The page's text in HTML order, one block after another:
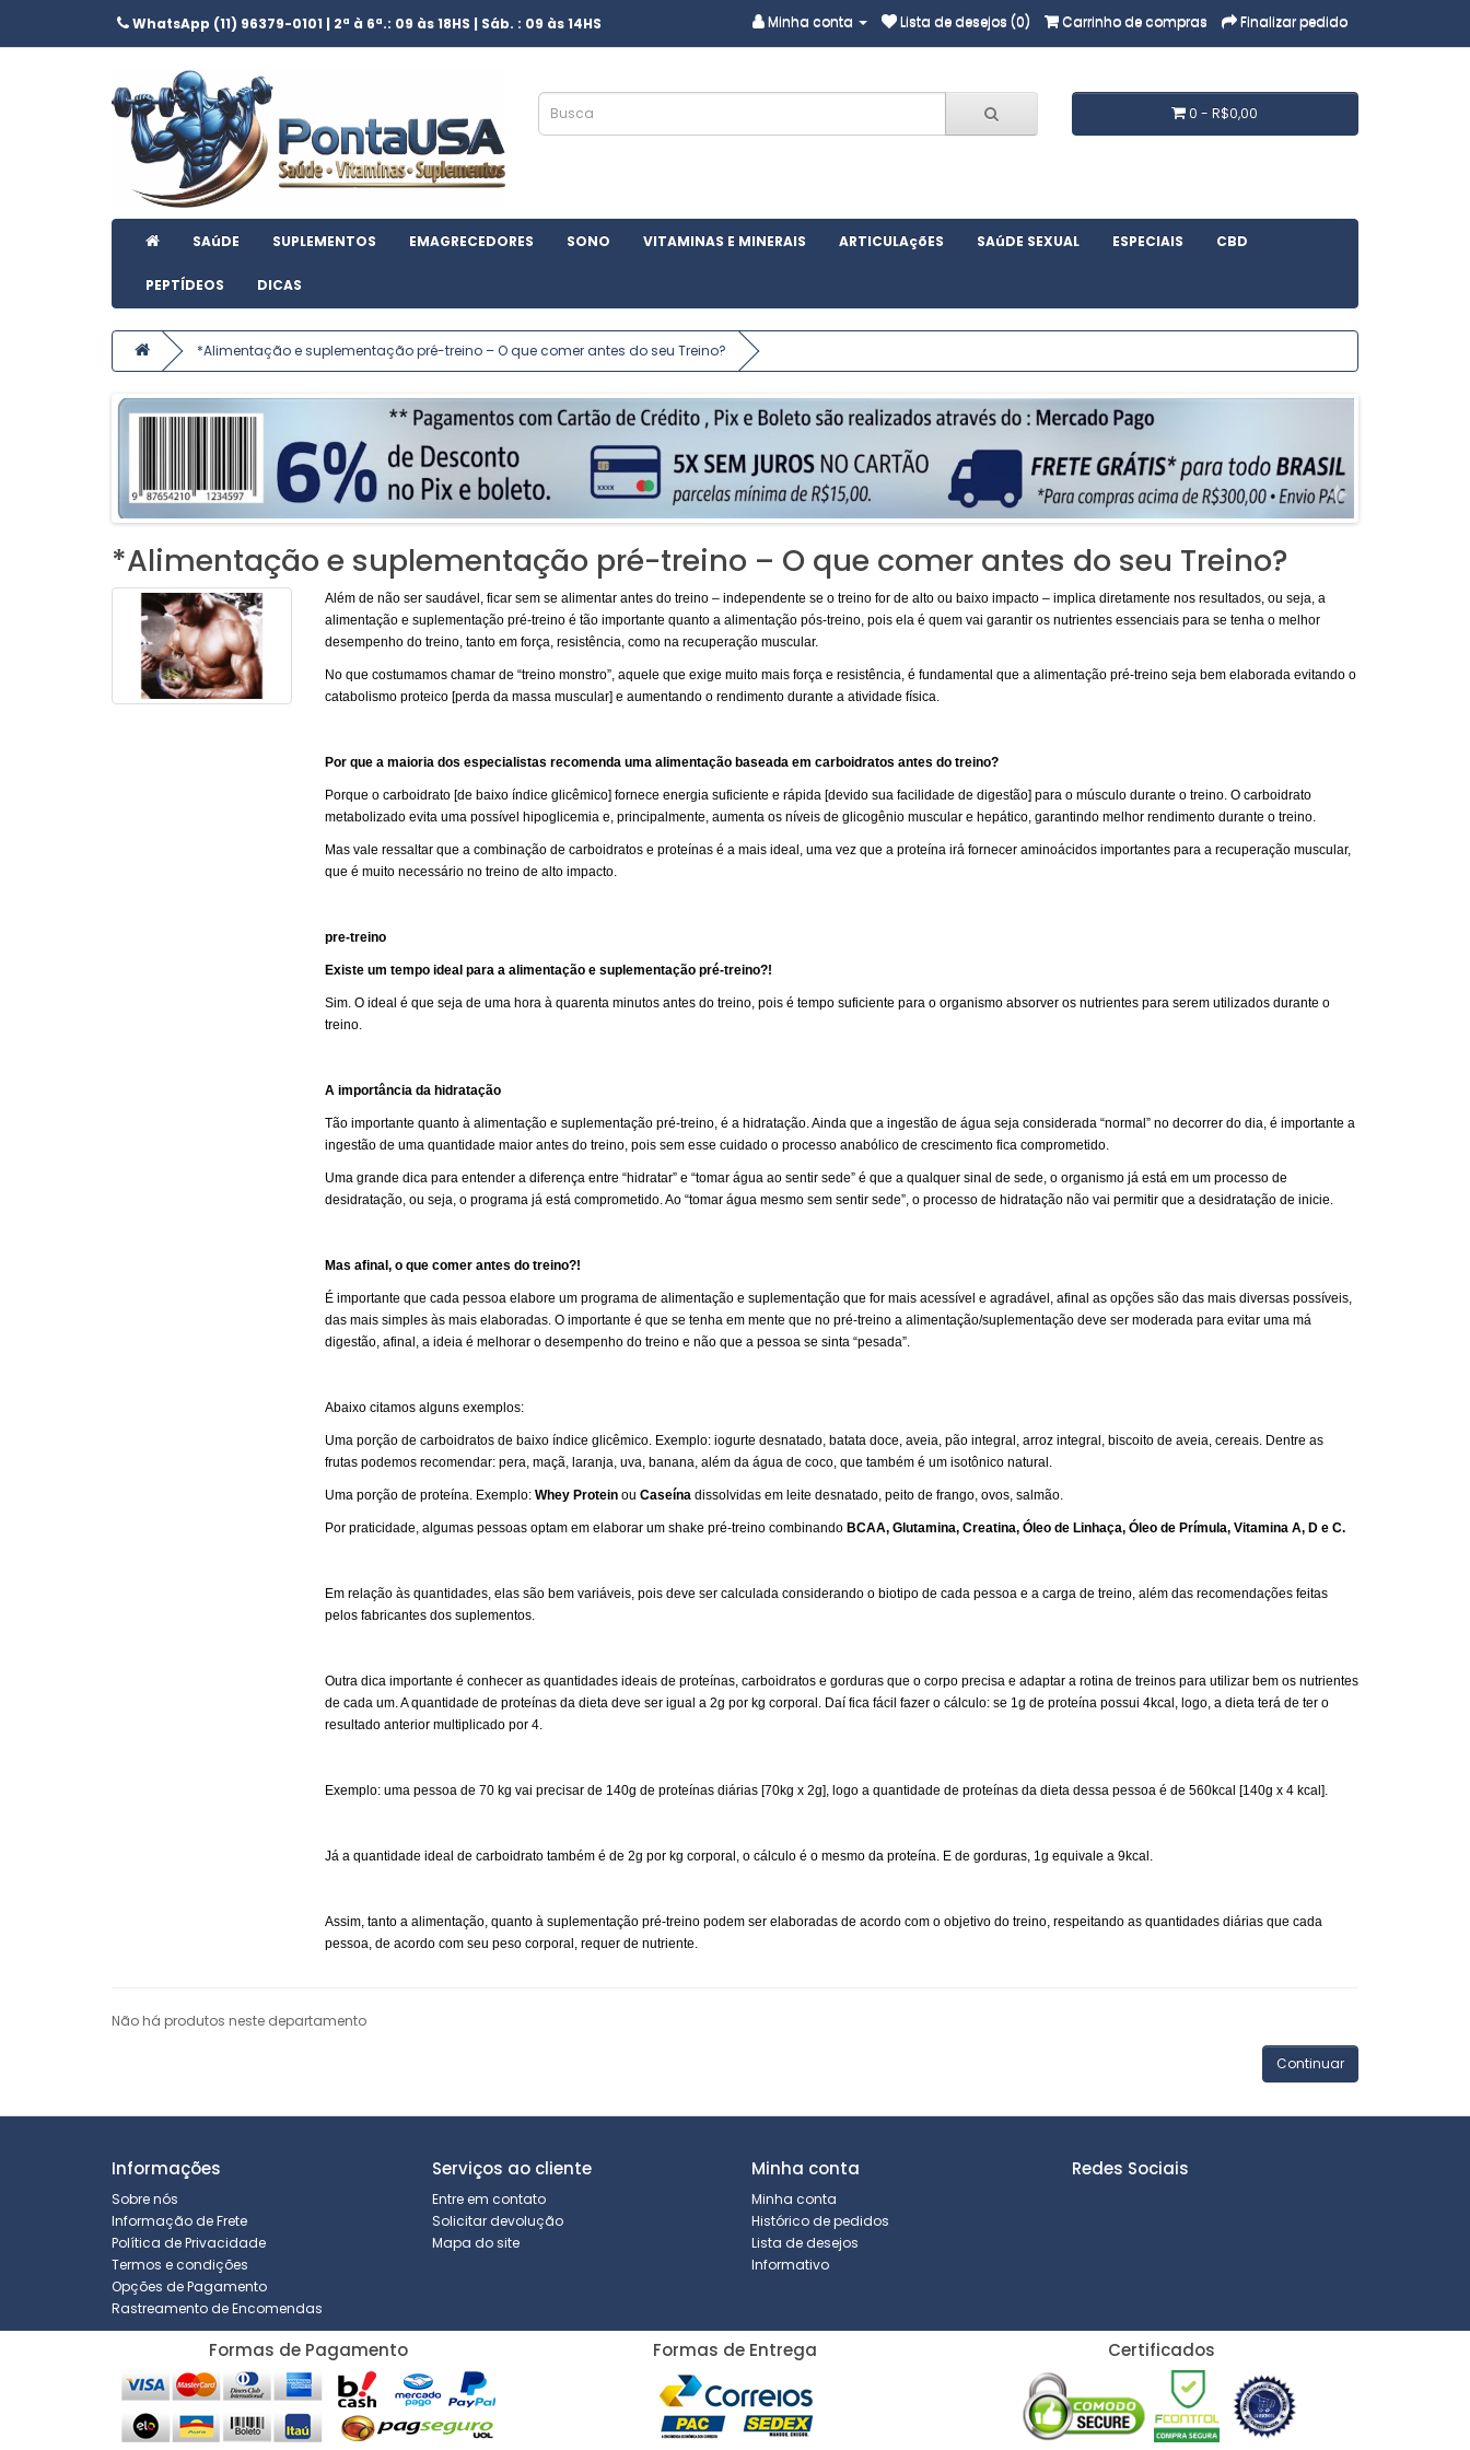
WhatsApp (11) 96379-0101 | 2ª à 6ª.: 09 às 18HS | Sáb. : 09 às 14HS Minha conta Lista de desejos (0) Carrinho de compras Finalizar pedido
0 - R$0,00
SAúDE SUPLEMENTOS EMAGRECEDORES SONO VITAMINAS E MINERAIS ARTICULAçõES SAúDE SEXUAL ESPECIAIS CBD
PEPTÍDEOS DICAS
*Alimentação e suplementação pré-treino – O que comer antes do seu Treino?
*Alimentação e suplementação pré-treino – O que comer antes do seu Treino?
Além de não ser saudável, ficar sem se alimentar antes do treino – independente se o treino for de alto ou baixo impacto – implica diretamente nos resultados, ou seja, a
alimentação e suplementação pré-treino é tão importante quanto a alimentação pós-treino, pois ela é quem vai garantir os nutrientes essenciais para se tenha o melhor
desempenho do treino, tanto em força, resistência, como na recuperação muscular.
No que costumamos chamar de “treino monstro”, aquele que exige muito mais força e resistência, é fundamental que a alimentação pré-treino seja bem elaborada evitando o
catabolismo proteico [perda da massa muscular] e aumentando o rendimento durante a atividade física.
Por que a maioria dos especialistas recomenda uma alimentação baseada em carboidratos antes do treino?
Porque o carboidrato [de baixo índice glicêmico] fornece energia suficiente e rápida [devido sua facilidade de digestão] para o músculo durante o treino. O carboidrato
metabolizado evita uma possível hipoglicemia e, principalmente, aumenta os níveis de glicogênio muscular e hepático, garantindo melhor rendimento durante o treino.
Mas vale ressaltar que a combinação de carboidratos e proteínas é a mais ideal, uma vez que a proteína irá fornecer aminoácidos importantes para a recuperação muscular,
que é muito necessário no treino de alto impacto.
pre-treino
Existe um tempo ideal para a alimentação e suplementação pré-treino?!
Sim. O ideal é que seja de uma hora à quarenta minutos antes do treino, pois é tempo suficiente para o organismo absorver os nutrientes para serem utilizados durante o
treino.
A importância da hidratação
Tão importante quanto à alimentação e suplementação pré-treino, é a hidratação. Ainda que a ingestão de água seja considerada “normal” no decorrer do dia, é importante a
ingestão de uma quantidade maior antes do treino, pois sem esse cuidado o processo anabólico de crescimento fica comprometido.
Uma grande dica para entender a diferença entre “hidratar” e “tomar água ao sentir sede” é que a qualquer sinal de sede, o organismo já está em um processo de
desidratação, ou seja, o programa já está comprometido. Ao “tomar água mesmo sem sentir sede”, o processo de hidratação não vai permitir que a desidratação de inicie.
Mas afinal, o que comer antes do treino?!
É importante que cada pessoa elabore um programa de alimentação e suplementação que for mais acessível e agradável, afinal as opções são das mais diversas possíveis,
das mais simples às mais elaboradas. O importante é que se tenha em mente que no pré-treino a alimentação/suplementação deve ser moderada para evitar uma má
digestão, afinal, a ideia é melhorar o desempenho do treino e não que a pessoa se sinta “pesada”.
Abaixo citamos alguns exemplos:
Uma porção de carboidratos de baixo índice glicêmico. Exemplo: iogurte desnatado, batata doce, aveia, pão integral, arroz integral, biscoito de aveia, cereais. Dentre as
frutas podemos recomendar: pera, maçã, laranja, uva, banana, além da água de coco, que também é um isotônico natural.
Uma porção de proteína. Exemplo: Whey Protein ou Caseína dissolvidas em leite desnatado, peito de frango, ovos, salmão.
Por praticidade, algumas pessoas optam em elaborar um shake pré-treino combinando BCAA, Glutamina, Creatina, Óleo de Linhaça, Óleo de Prímula, Vitamina A, D e C.
Em relação às quantidades, elas são bem variáveis, pois deve ser calculada considerando o biotipo de cada pessoa e a carga de treino, além das recomendações feitas
pelos fabricantes dos suplementos.
Outra dica importante é conhecer as quantidades ideais de proteínas, carboidratos e gorduras que o corpo precisa e adaptar a rotina de treinos para utilizar bem os nutrientes
de cada um. A quantidade de proteínas da dieta deve ser igual a 2g por kg corporal. Daí fica fácil fazer o cálculo: se 1g de proteína possui 4kcal, logo, a dieta terá de ter o
resultado anterior multiplicado por 4.
Exemplo: uma pessoa de 70 kg vai precisar de 140g de proteínas diárias [70kg x 2g], logo a quantidade de proteínas da dieta dessa pessoa é de 560kcal [140g x 4 kcal].
Já a quantidade ideal de carboidrato também é de 2g por kg corporal, o cálculo é o mesmo da proteína. E de gorduras, 1g equivale a 9kcal.
Assim, tanto a alimentação, quanto à suplementação pré-treino podem ser elaboradas de acordo com o objetivo do treino, respeitando as quantidades diárias que cada
pessoa, de acordo com seu peso corporal, requer de nutriente.
Não há produtos neste departamento
Continuar
Informações
Sobre nós
Informação de Frete
Política de Privacidade
Termos e condições
Opções de Pagamento
Rastreamento de Encomendas
Serviços ao cliente
Entre em contato
Solicitar devolução
Mapa do site
Minha conta
Minha conta
Histórico de pedidos
Lista de desejos
Informativo
Redes Sociais
Formas de Pagamento Formas de Entrega Certificados